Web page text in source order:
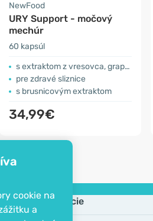
cookie na
a
NewFood
URY Support - močový
mechúr
60 kapsúl
s extraktom z vresovca, grapefruitu a asfodelu
pre zdravé sliznice
s brusnicovým extraktom
34,99€
Informácie